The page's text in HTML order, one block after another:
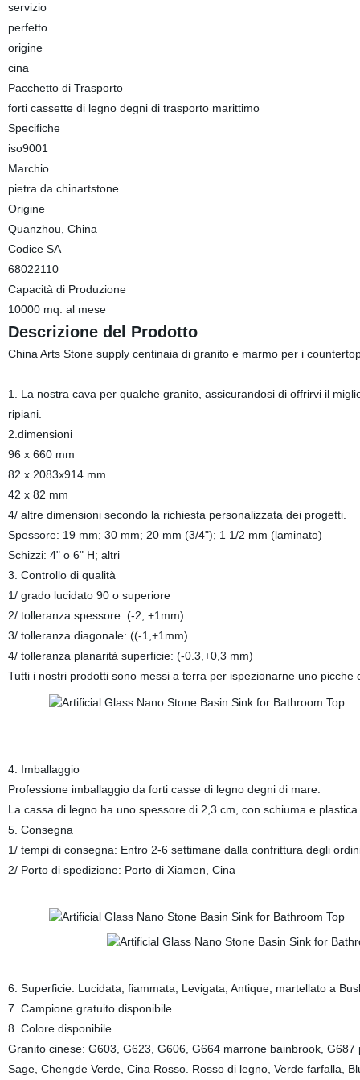
servizio
perfetto
origine
cina
Pacchetto di Trasporto
forti cassette di legno degni di trasporto marittimo
Specifiche
iso9001
Marchio
pietra da chinartstone
Origine
Quanzhou, China
Codice SA
68022110
Capacità di Produzione
10000 mq. al mese
Descrizione del Prodotto
China Arts Stone supply centinaia di granito e marmo per i
1. La nostra cava per qualche granito, assicurandosi di offrirvi il
ripiani.
2.dimensioni
96 x 660 mm
82 x 2083x914 mm
42 x 82 mm
4/ altre dimensioni secondo la richiesta personalizzata dei progetti.
Spessore: 19 mm; 30 mm; 20 mm (3/4"); 1 1/2 mm (laminato)
Schizzi: 4" o 6" H; altri
3. Controllo di qualità
1/ grado lucidato 90 o superiore
2/ tolleranza spessore: (-2, +1mm)
3/ tolleranza diagonale: ((-1,+1mm)
4/ tolleranza planarità superficie: (-0.3,+0,3 mm)
Tutti i nostri prodotti sono messi a terra per ispezionarne uno picche
4. Imballaggio
Professione imballaggio da forti casse di legno degni di mare.
La cassa di legno ha uno spessore di 2,3 cm, con schiuma e
5. Consegna
1/ tempi di consegna: Entro 2-6 settimane dalla confrittura degli
2/ Porto di spedizione: Porto di Xiamen, Cina
6. Superficie: Lucidata, fiammata, Levigata, Antique, martellato a
7. Campione gratuito disponibile
8. Colore disponibile
Granito cinese: G603, G623, G606, G664 marrone bainbrook,
Sage, Chengde Verde, Cina Rosso. Rosso di legno, Verde farfalla,